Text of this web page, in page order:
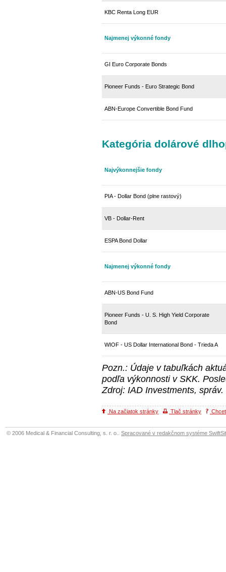
KBC Renta Long EUR
Najmenej výkonné fondy
GI Euro Corporate Bonds
Pioneer Funds - Euro Strategic Bond
ABN-Europe Convertible Bond Fund
Kategória dolárové
Najvýkonnejšie fondy
PIA - Dollar Bond (plne rastový)
VB - Dollar-Rent
ESPA Bond Dollar
Najmenej výkonné fondy
ABN-US Bond Fund
Pioneer Funds - U. S. High Yield Corporate
Bond
WIOF - US Dollar International Bond - Trieda A
Pozn.: Údaje v tabuľkách
podľa výkonnosti v SKK.
Zdroj: IAD Investments,
Na začiatok stránky Tlač stránky
© 2006 Medical & Financial Consulting, s. r. o.. Spracované v redakčnom systéme